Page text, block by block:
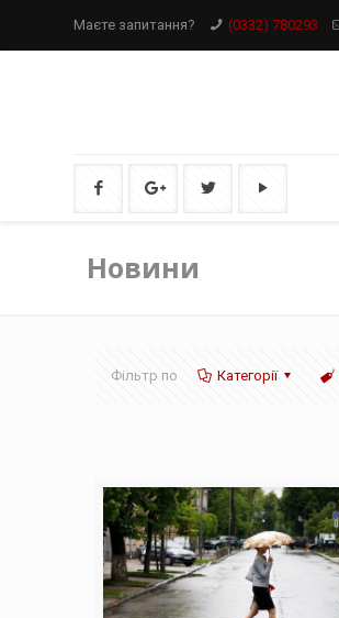
Маєте запитання? (0332) 780293
Новини
Фільтр по Категорії